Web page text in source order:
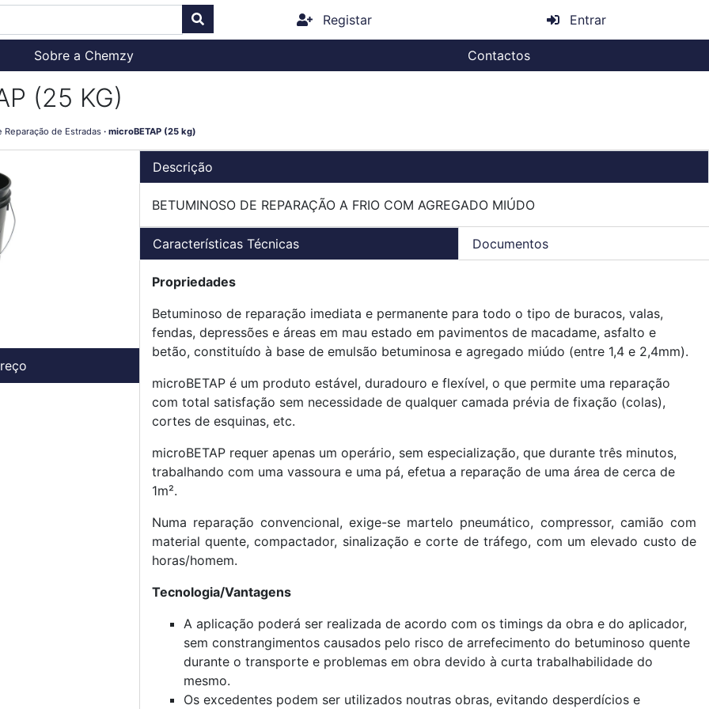
Registar Entrar
Sobre a Chemzy Contactos
(25 KG)
Reparação de Estradas microBETAP (25 kg)
Descrição
BETUMINOSO DE REPARAÇÃO A FRIO COM AGREGADO MIÚDO
Características Técnicas Documentos
Propriedades
Betuminoso de reparação imediata e permanente para todo o tipo de buracos, valas,
fendas, depressões e áreas em mau estado em pavimentos de macadame, asfalto e
betão, constituído à base de emulsão betuminosa e agregado miúdo (entre 1,4 e 2,4mm).
microBETAP é um produto estável, duradouro e flexível, o que permite uma reparação
com total satisfação sem necessidade de qualquer camada prévia de fixação (colas),
cortes de esquinas, etc.
microBETAP requer apenas um operário, sem especialização, que durante três minutos,
trabalhando com uma vassoura e uma pá, efetua a reparação de uma área de cerca de
1m².
Numa reparação convencional, exige-se martelo pneumático, compressor, camião com
material quente, compactador, sinalização e corte de tráfego, com um elevado custo de
horas/homem.
Tecnologia/Vantagens
A aplicação poderá ser realizada de acordo com os timings da obra e do aplicador,
sem constrangimentos causados pelo risco de arrefecimento do betuminoso quente
durante o transporte e problemas em obra devido à curta trabalhabilidade do
mesmo.
Os excedentes podem ser utilizados noutras obras, evitando desperdícios e